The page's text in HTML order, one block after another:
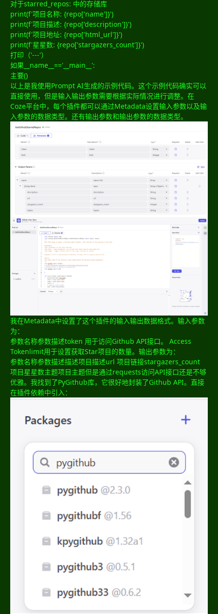
对于starred_repos: 中的存储库
print(f'项目名称: {repo['name']}')
print(f'项目描述: {repo['description']}')
print(f'项目地址: {repo['html_url']}')
print(f'星星数: {repo['stargazers_count']}')
打印（'---'）
如果__name__=='__main__':
主要()
以上是我使用Prompt AI生成的示例代码。这个示例代码确实可以
直接使用，但是输入输出参数需要根据实际情况进行调整。在
Coze平台中，每个插件都可以通过Metadata设置输入参数以及输
入参数的数据类型。还有输出参数和输出参数的数据类型。
我在Metadata中设置了这个插件的输入输出数据格式。输入参数
为：
参数名称参数描述token 用于访问Github API接口。 Access
Tokenlimit用于设置获取Star项目的数量。输出参数为：
参数名称参数描述描述项目描述url 项目链接stargazers_count
项目星星数主题项目主题但是通过requests访问API接口还是不够
优雅。我找到了PyGithub库，它很好地封装了Github API。直接
在插件依赖中引入：